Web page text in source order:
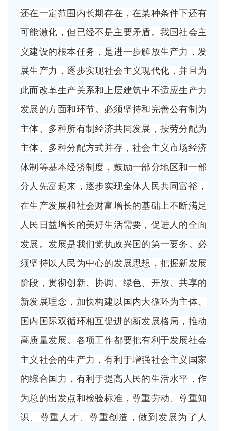
还在一定范围内长期存在，在某种条件下还有
可能激化，但已经不是主要矛盾。我国社会主
义建设的根本任务，是进一步解放生产力，发
展生产力，逐步实现社会主义现代化，并且为
此而改革生产关系和上层建筑中不适应生产力
发展的方面和环节。必须坚持和完善公有制为
主体、多种所有制经济共同发展，按劳分配为
主体、多种分配方式并存，社会主义市场经济
体制等基本经济制度，鼓励一部分地区和一部
分人先富起来，逐步实现全体人民共同富裕，
在生产发展和社会财富增长的基础上不断满足
人民日益增长的美好生活需要，促进人的全面
发展。发展是我们党执政兴国的第一要务。必
须坚持以人民为中心的发展思想，把握新发展
阶段，贯彻创新、协调、绿色、开放、共享的
新发展理念，加快构建以国内大循环为主体、
国内国际双循环相互促进的新发展格局，推动
高质量发展。各项工作都要把有利于发展社会
主义社会的生产力，有利于增强社会主义国家
的综合国力，有利于提高人民的生活水平，作
为总的出发点和检验标准，尊重劳动、尊重知
识、尊重人才、尊重创造，做到发展为了人